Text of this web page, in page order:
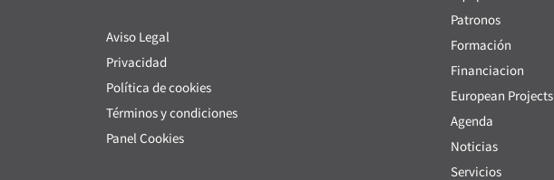
Aviso Legal
Privacidad
Política de cookies
Términos y condiciones
Panel Cookies
Patronos
Formación
Financiacion
European Projects
Agenda
Noticias
Servicios